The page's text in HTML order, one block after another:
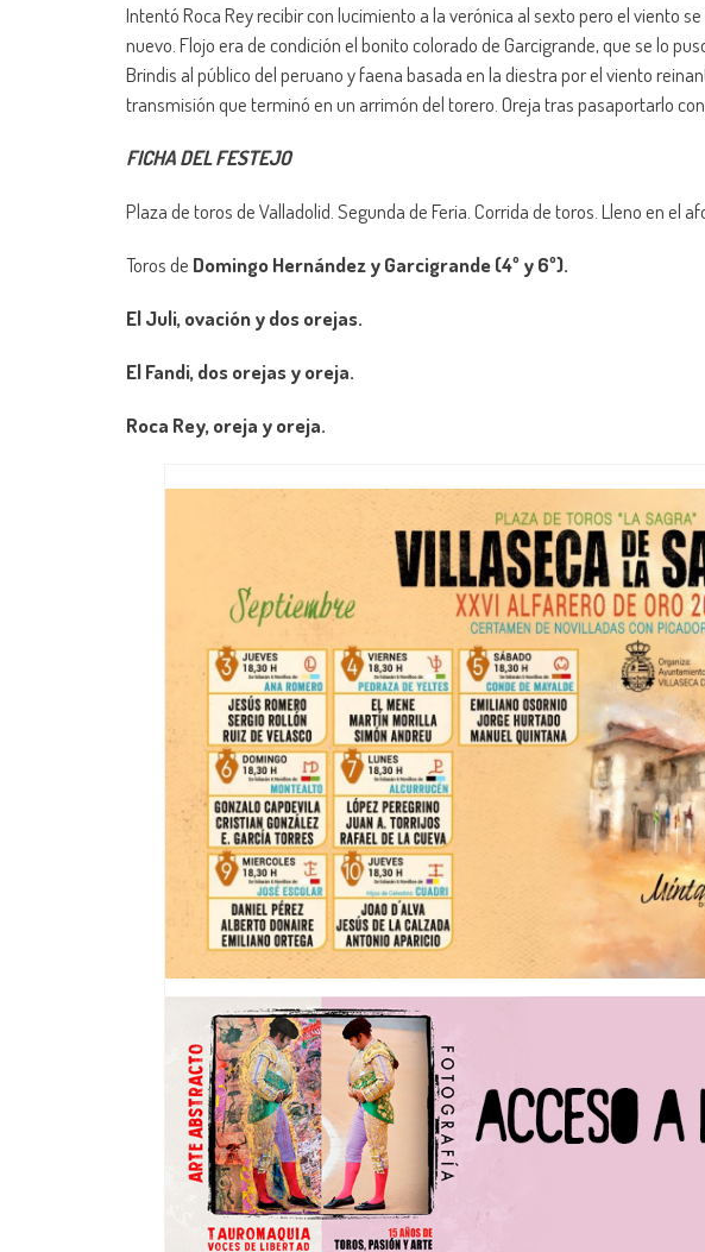
Intentó Roca Rey recibir con lucimiento a la verónica al sexto pero el viento
nuevo. Flojo era de condición el bonito colorado de Garcigrande, que se lo
Brindis al público del peruano y faena basada en la diestra por el viento
transmisión que terminó en un arrimón del torero. Oreja tras pasaportarlo con
FICHA DEL FESTEJO
Plaza de toros de Valladolid. Segunda de Feria. Corrida de toros. Lleno en el
Toros de Domingo Hernández y Garcigrande (4º y 6º).
El Juli, ovación y dos orejas.
El Fandi, dos orejas y oreja.
Roca Rey, oreja y oreja.